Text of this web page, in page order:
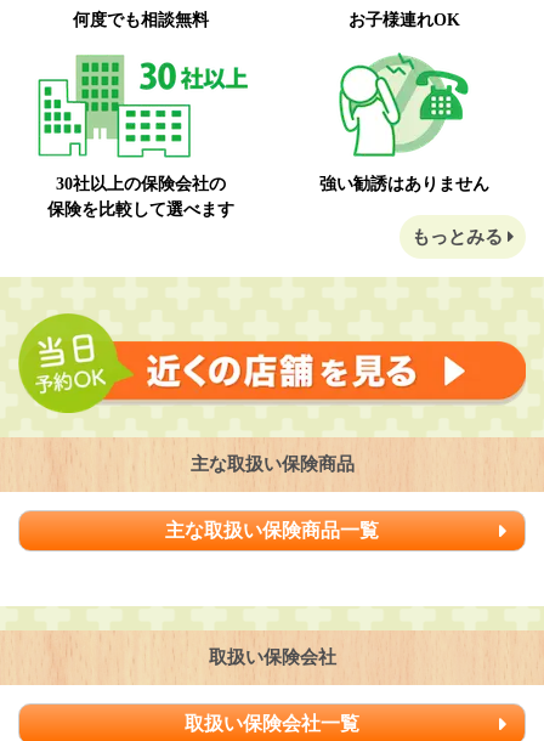
何度でも相談無料 お子様連れOK
30社以上の保険会社の
保険を比較して選べます
強い勧誘はありません
もっとみる
主な取扱い保険商品
主な取扱い保険商品一覧
取扱い保険会社
取扱い保険会社一覧